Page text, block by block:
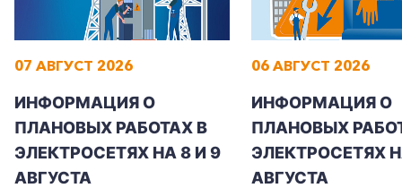
Заказать обратный звонок
07 АВГУСТ 2026
ИНФОРМАЦИЯ О
ПЛАНОВЫХ РАБОТАХ В
ЭЛЕКТРОСЕТЯХ НА 8 И 9
АВГУСТА
06 АВГУСТ 2026
ИНФОРМАЦИЯ О
ПЛАНОВЫХ
ЭЛЕКТРОСЕТЯХ
АВГУСТА